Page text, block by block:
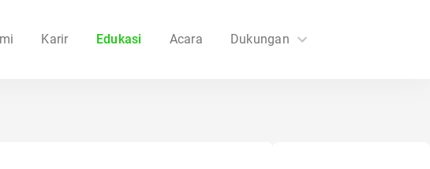
Karir Edukasi Acara Dukungan